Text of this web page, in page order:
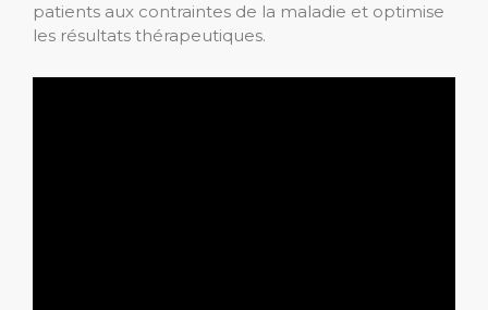
patients aux contraintes de la maladie et optimise
les résultats thérapeutiques.